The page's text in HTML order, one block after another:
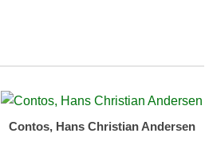
Contos, Hans Christian Andersen